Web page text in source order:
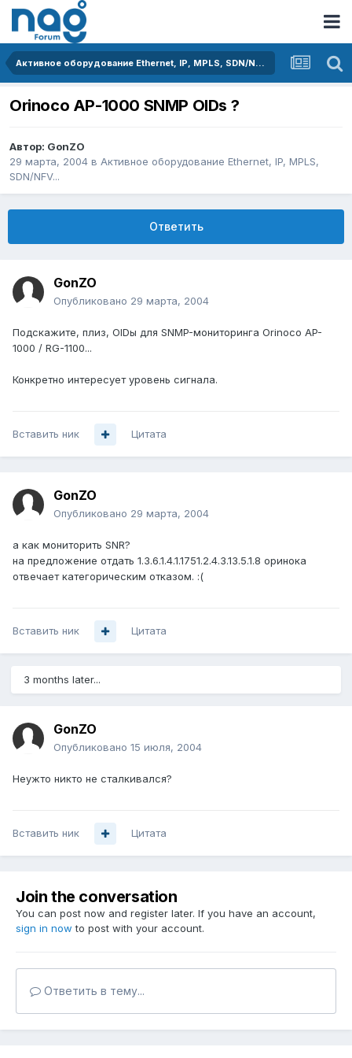
Активное оборудование Ethernet, IP, MPLS, SDN/NFV...
Orinoco AP-1000 SNMP OIDs ?
Автор: GonZO
29 марта, 2004 в Активное оборудование Ethernet, IP, MPLS,
SDN/NFV...
Ответить
GonZO
Опубликовано 29 марта, 2004
Подскажите, плиз, OIDы для SNMP-мониторинга Orinoco AP-
1000 / RG-1100...
Конкретно интересует уровень сигнала.
Вставить ник Цитата
GonZO
Опубликовано 29 марта, 2004
а как мониторить SNR?
на предложение отдать 1.3.6.1.4.1.1751.2.4.3.13.5.1.8 оринока
отвечает категорическим отказом. :(
Вставить ник Цитата
3 months later...
GonZO
Опубликовано 15 июля, 2004
Неужто никто не сталкивался?
Вставить ник Цитата
Join the conversation
You can post now and register later. If you have an account,
sign in now to post with your account.
Ответить в тему...